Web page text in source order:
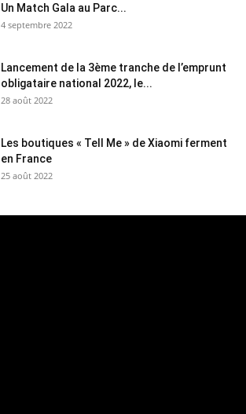
Un Match Gala au Parc...
4 septembre 2022
Lancement de la 3ème tranche de l’emprunt
obligataire national 2022, le...
28 août 2022
Les boutiques « Tell Me » de Xiaomi ferment
en France
25 août 2022